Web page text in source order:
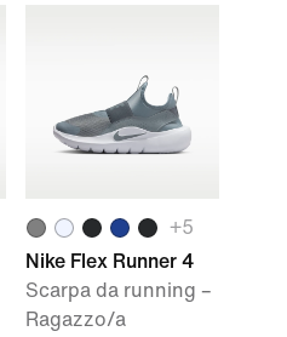
+5
Nike Flex Runner 4
Scarpa da running –
Ragazzo/a